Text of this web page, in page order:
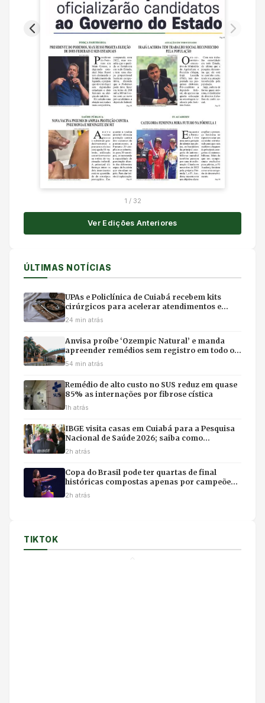
1 / 32
Ver Edições Anteriores
ÚLTIMAS NOTÍCIAS
UPAs e Policlínica de Cuiabá recebem kits
cirúrgicos para acelerar atendimentos e
evitar filas em hospitais
24 min atrás
Anvisa proíbe ‘Ozempic Natural’ e manda
apreender remédios sem registro em todo o
Brasil
54 min atrás
Remédio de alto custo no SUS reduz em quase
85% as internações por fibrose cística
1h atrás
IBGE visita casas em Cuiabá para a Pesquisa
Nacional de Saúde 2026; saiba como
identificar entrevistadores
2h atrás
Copa do Brasil pode ter quartas de final
históricas compostas apenas por campeões
do torneio
2h atrás
TIKTOK